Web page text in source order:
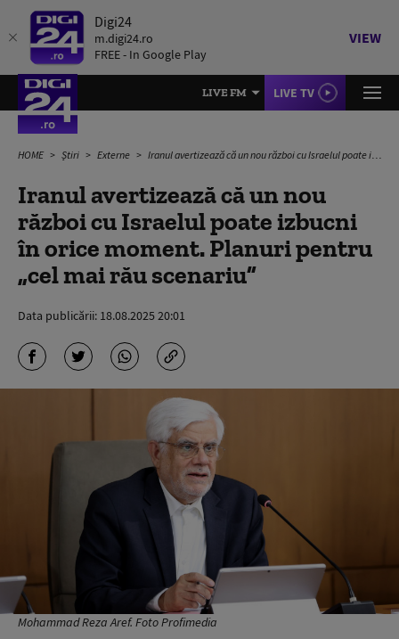
Digi24
m.digi24.ro
FREE - In Google Play
VIEW
LIVE FM LIVE TV
HOME Știri Externe Iranul avertizează că un nou război cu Israelul poate izbucni în orice moment. Planuri pentru „cel mai rău scenariu”
Iranul avertizează că un nou
război cu Israelul poate izbucni
în orice moment. Planuri pentru
„cel mai rău scenariu”
Data publicării: 18.08.2025 20:01
Mohammad Reza Aref. Foto Profimedia